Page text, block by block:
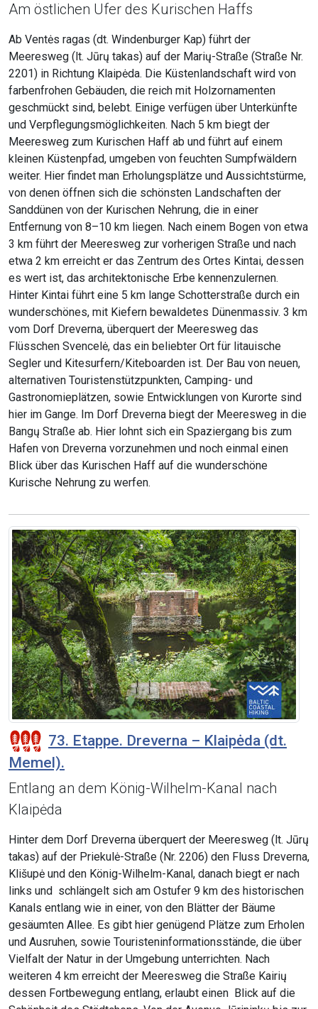
Am östlichen Ufer des Kurischen Haffs
Ab Ventės ragas (dt. Windenburger Kap) führt der
Meeresweg (lt. Jūrų takas) auf der Marių-Straße (Straße Nr.
2201) in Richtung Klaipėda. Die Küstenlandschaft wird von
farbenfrohen Gebäuden, die reich mit Holzornamenten
geschmückt sind, belebt. Einige verfügen über Unterkünfte
und Verpflegungsmöglichkeiten. Nach 5 km biegt der
Meeresweg zum Kurischen Haff ab und führt auf einem
kleinen Küstenpfad, umgeben von feuchten Sumpfwäldern
weiter. Hier findet man Erholungsplätze und Aussichtstürme,
von denen öffnen sich die schönsten Landschaften der
Sanddünen von der Kurischen Nehrung, die in einer
Entfernung von 8–10 km liegen. Nach einem Bogen von etwa
3 km führt der Meeresweg zur vorherigen Straße und nach
etwa 2 km erreicht er das Zentrum des Ortes Kintai, dessen
es wert ist, das architektonische Erbe kennenzulernen.
Hinter Kintai führt eine 5 km lange Schotterstraße durch ein
wunderschönes, mit Kiefern bewaldetes Dünenmassiv. 3 km
vom Dorf Dreverna, überquert der Meeresweg das
Flüsschen Svencelė, das ein beliebter Ort für litauische
Segler und Kitesurfern/Kiteboarden ist. Der Bau von neuen,
alternativen Touristenstützpunkten, Camping- und
Gastronomieplätzen, sowie Entwicklungen von Kurorte sind
hier im Gange. Im Dorf Dreverna biegt der Meeresweg in die
Bangų Straße ab. Hier lohnt sich ein Spaziergang bis zum
Hafen von Dreverna vorzunehmen und noch einmal einen
Blick über das Kurischen Haff auf die wunderschöne
Kurische Nehrung zu werfen.
73. Etappe. Dreverna – Klaipėda (dt.
Memel).
Entlang an dem König-Wilhelm-Kanal nach
Klaipėda
Hinter dem Dorf Dreverna überquert der Meeresweg (lt. Jūrų
takas) auf der Priekulė-Straße (Nr. 2206) den Fluss Dreverna,
Klišupė und den König-Wilhelm-Kanal, danach biegt er nach
links und schlängelt sich am Ostufer 9 km des historischen
Kanals entlang wie in einer, von den Blätter der Bäume
gesäumten Allee. Es gibt hier genügend Plätze zum Erholen
und Ausruhen, sowie Touristeninformationsstände, die über
Vielfalt der Natur in der Umgebung unterrichten. Nach
weiteren 4 km erreicht der Meeresweg die Straße Kairių
dessen Fortbewegung entlang, erlaubt einen Blick auf die